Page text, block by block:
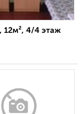
12м², 4/4 этаж